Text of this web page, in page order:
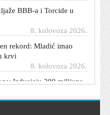
krvi
vrsta
na sjeveru Italije: